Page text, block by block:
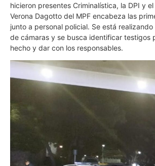
hicieron presentes Criminalística, la DPI y
Verona Dagotto del MPF encabeza las
junto a personal policial. Se está
de cámaras y se busca identificar testigos
hecho y dar con los responsables.